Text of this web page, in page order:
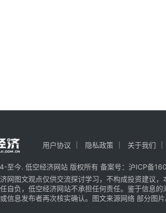
用户协议 隐私政策 关于我们
今. 低空经济网站 版权所有 备案号： 沪ICP备
网图文观点仅供交流探讨学习，不构成投资建议
自负，低空经济网站不承担任何责任。鉴于信息
信息发布者再次核实确认。图文来源网络 部分图